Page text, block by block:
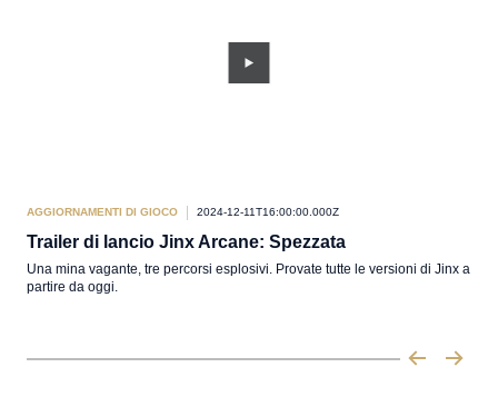
AGGIORNAMENTI DI GIOCO 2024-12-11T16:00:00.000Z
Trailer di lancio Jinx Arcane: Spezzata
Una mina vagante, tre percorsi esplosivi. Provate tutte le versioni di Jinx a
partire da oggi.